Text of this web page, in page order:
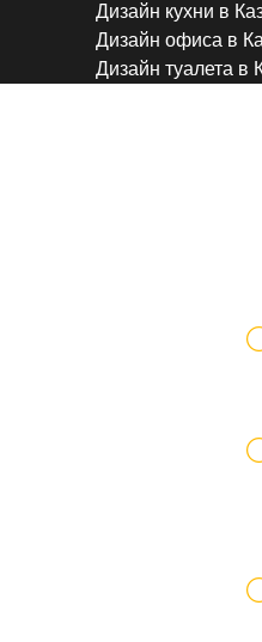
Дизайн кухни в
Дизайн офиса в
Дизайн туалета в